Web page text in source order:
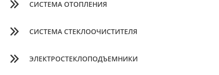
СИСТЕМА ОТОПЛЕНИЯ
СИСТЕМА СТЕКЛООЧИСТИТЕЛЯ
ЭЛЕКТРОСТЕКЛОПОДЪЕМНИКИ